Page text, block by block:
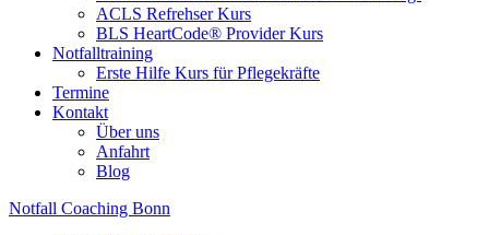
ACLS Refrehser Kurs
BLS HeartCode® Provider Kurs
Notfalltraining
Erste Hilfe Kurs für Pflegekräfte
Termine
Kontakt
Über uns
Anfahrt
Blog
Notfall Coaching Bonn